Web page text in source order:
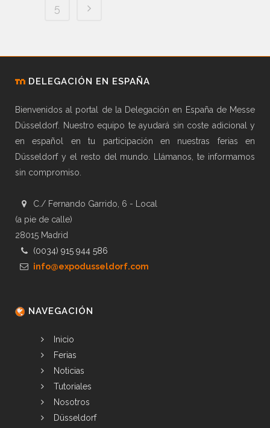
5
DELEGACIÓN EN ESPAÑA
Bienvenidos al portal de la Delegación en España de Messe
Düsseldorf. Nuestro equipo te ayudará sin coste adicional y
en español en tu participación en nuestras ferias en
Düsseldorf y el resto del mundo. Llámanos, te informamos
sin compromiso.
C./ Fernando Garrido, 6 - Local
(a pie de calle)
28015 Madrid
(0034) 915 944 586
info@expodusseldorf.com
NAVEGACIÓN
Inicio
Ferias
Noticias
Tutoriales
Nosotros
Düsseldorf